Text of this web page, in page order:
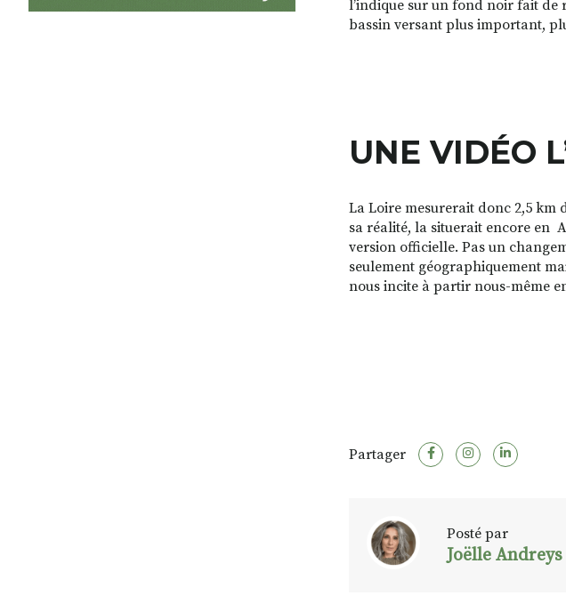
l’indique sur un fond noir fait de
bassin versant plus important,
UNE VIDÉO
La Loire mesurerait donc 2,5 km
sa réalité, la situerait encore en
version officielle. Pas un
seulement géographiquement
nous incite à partir nous-même
Partager
Posté par
Joëlle Andreys